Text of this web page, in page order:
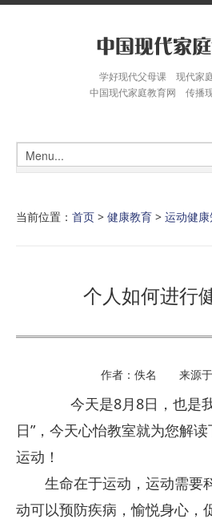
学好现代父母课 现代家
中国现代家庭教育网 传播
当前位置： 首页 > 健康教育 > 运动健康
个人如何进行
作者：佚名 来源于
今天是8月8日，也是我
日”，今天心怡教室就为您解
运动！
生命在于运动，运动需要
动可以预防疾病，愉悦身心，